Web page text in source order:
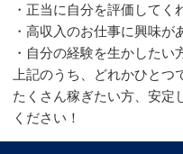
・正当に自分を評価して
・高収入のお仕事に興味が
・自分の経験を生かしたい
上記のうち、どれかひとつ
たくさん稼ぎたい方、安定
ください！